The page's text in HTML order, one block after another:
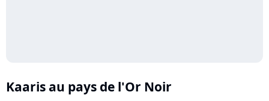
Kaaris au pays de l'Or Noir